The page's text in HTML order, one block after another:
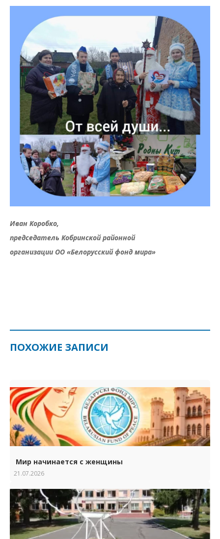
Иван Коробко,
председатель Кобринской районной
организации ОО «Белорусский фонд мира»
ПОХОЖИЕ ЗАПИСИ
Мир начинается с женщины
21.07.2026